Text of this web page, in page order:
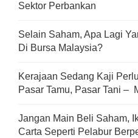
Sektor Perbankan
Selain Saham, Apa Lagi
Di Bursa Malaysia?
Kerajaan Sedang Kaji
Pasar Tamu, Pasar Tani –
Jangan Main Beli Saham,
Carta Seperti Pelabur